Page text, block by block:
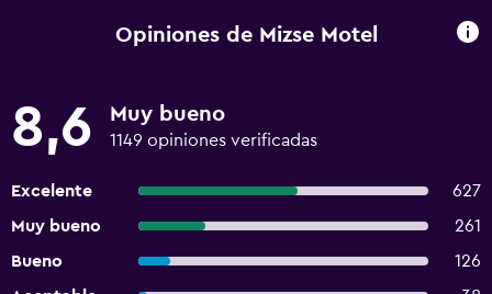
Opiniones de Mizse Motel
8,6 Muy bueno
1149 opiniones verificadas
Excelente
627
Muy bueno
261
Bueno
126